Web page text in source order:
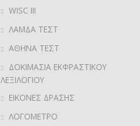
WISC III
ΛΑΜΔΑ ΤΕΣΤ
ΑΘΗΝΑ ΤΕΣΤ
ΔΟΚΙΜΑΣΙΑ ΕΚΦΡΑΣΤΙΚΟΥ
ΛΕΞΙΛΟΓΙΟΥ
ΕΙΚΟΝΕΣ ΔΡΑΣΗΣ
ΛΟΓΟΜΕΤΡΟ